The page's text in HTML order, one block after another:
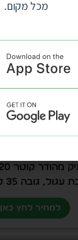
35 ס”מ דגם 3507
למחיר לחץ כאן
מכל מקום.